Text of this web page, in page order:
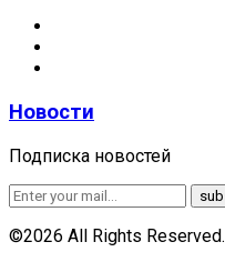
Новости
Подписка новостей
©2026 All Rights Reserved.